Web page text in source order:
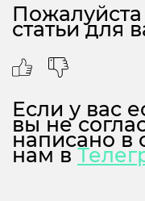
статьи для
Если у вас
вы не
написано в
нам в